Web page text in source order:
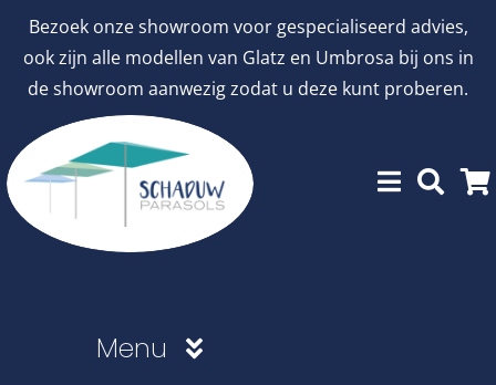
Bezoek onze showroom voor gespecialiseerd advies,
ook zijn alle modellen van Glatz en Umbrosa bij ons in
de showroom aanwezig zodat u deze kunt proberen.
inhoud
Menu